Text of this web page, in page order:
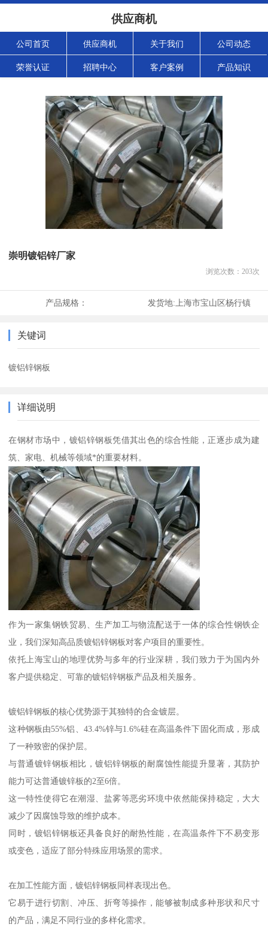
供应商机
公司首页 供应商机 关于我们 公司动态
荣誉认证 招聘中心 客户案例 产品知识
崇明镀铝锌厂家
浏览次数： 203次
产品规格： 发货地: 上海市宝山区杨行镇
关键词
镀铝锌钢板
详细说明
在钢材市场中，镀铝锌钢板凭借其出色的综合性能，正逐步成为建
筑、家电、机械等领域*的重要材料。
作为一家集钢铁贸易、生产加工与物流配送于一体的综合性钢铁企
业，我们深知高品质镀铝锌钢板对客户项目的重要性。
依托上海宝山的地理优势与多年的行业深耕，我们致力于为国内外
客户提供稳定、可靠的镀铝锌钢板产品及相关服务。
镀铝锌钢板的核心优势源于其独特的合金镀层。
这种钢板由55%铝、43.4%锌与1.6%硅在高温条件下固化而成，形成
了一种致密的保护层。
与普通镀锌钢板相比，镀铝锌钢板的耐腐蚀性能提升显著，其防护
能力可达普通镀锌板的2至6倍。
这一特性使得它在潮湿、盐雾等恶劣环境中依然能保持稳定，大大
减少了因腐蚀导致的维护成本。
同时，镀铝锌钢板还具备良好的耐热性能，在高温条件下不易变形
或变色，适应了部分特殊应用场景的需求。
在加工性能方面，镀铝锌钢板同样表现出色。
它易于进行切割、冲压、折弯等操作，能够被制成多种形状和尺寸
的产品，满足不同行业的多样化需求。